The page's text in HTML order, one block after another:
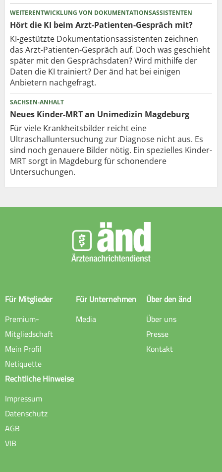
WEITERENTWICKLUNG VON DOKUMENTATIONSASSISTENTEN
Hört die KI beim Arzt-Patienten-Gespräch mit?
KI-gestützte Dokumentationsassistenten zeichnen
das Arzt-Patienten-Gespräch auf. Doch was geschieht
später mit den Gesprächsdaten? Wird mithilfe der
Daten die KI trainiert? Der änd hat bei einigen
Anbietern nachgefragt.
SACHSEN-ANHALT
Neues Kinder-MRT an Unimedizin Magdeburg
Für viele Krankheitsbilder reicht eine
Ultraschalluntersuchung zur Diagnose nicht aus. Es
sind noch genauere Bilder nötig. Ein spezielles Kinder-
MRT sorgt in Magdeburg für schonendere
Untersuchungen.
Für Mitglieder
Premium-
Mitgliedschaft
Mein Profil
Netiquette
Für Unternehmen
Media
Über den änd
Über uns
Presse
Kontakt
Rechtliche Hinweise
Impressum
Datenschutz
AGB
VIB